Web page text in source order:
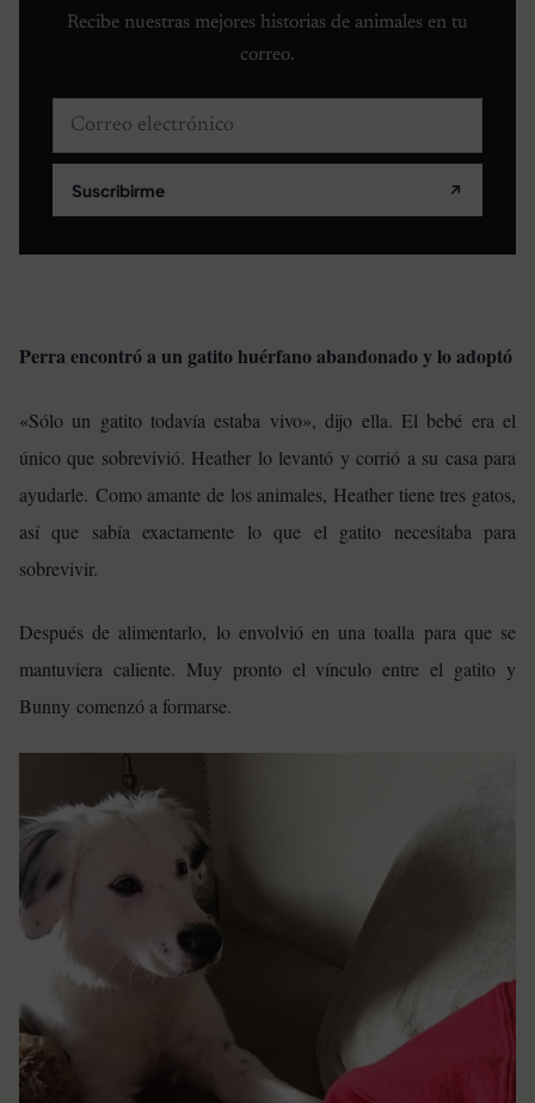
Recibe nuestras mejores historias de animales en tu
correo.
Correo electrónico
Suscribirme ↗
Perra encontró a un gatito huérfano abandonado y lo adoptó
«Sólo un gatito todavía estaba vivo», dijo ella. El bebé era el
único que sobrevivió. Heather lo levantó y corrió a su casa para
ayudarle. Como amante de los animales, Heather tiene tres gatos,
así que sabía exactamente lo que el gatito necesitaba para
sobrevivir.
Después de alimentarlo, lo envolvió en una toalla para que se
mantuviera caliente. Muy pronto el vínculo entre el gatito y
Bunny comenzó a formarse.